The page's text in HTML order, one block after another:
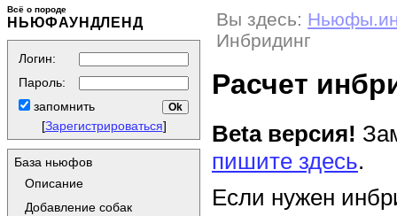
Всё о породе
НЬЮФАУНДЛЕНД
Логин:
Пароль:
запомнить
[Зарегистрироваться]
База ньюфов
Описание
Добавление собак
Вы здесь:
Инбридинг
Расчет
Beta версия!
пишите здесь.
Если нужен